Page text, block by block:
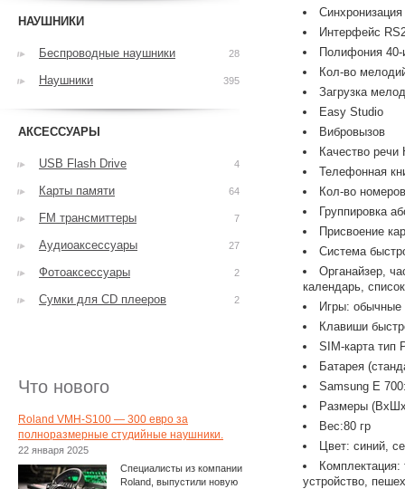
Интерфейс
Полифония 40-
Кол-во
Загрузка
Easy Studio
Вибровызов
Качество
Телефонная
Кол-во
Группировка
Присвоение
Система
Органайзер,
календарь,
Игры: обычные
Клавиши
SIM-карта тип
Батарея
Samsung E
Размеры
Вес:80 гр
Цвет: синий,
устройство,
НАУШНИКИ
Беспроводные наушники 28
Наушники 395
АКСЕССУАРЫ
USB Flash Drive 4
Карты памяти 64
FM трансмиттеры 7
Аудиоаксессуары 27
Фотоаксессуары 2
Сумки для CD плееров 2
Что нового
Roland VMH-S100 — 300 евро за
полноразмерные студийные наушники.
22 января 2025
Специалисты из компании
Roland, выпустили новую